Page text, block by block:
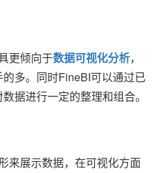
更倾向于数据可视化分析，
多。同时FineBI可以通过已
据进行一定的整理和组合。
来展示数据，在可视化方面